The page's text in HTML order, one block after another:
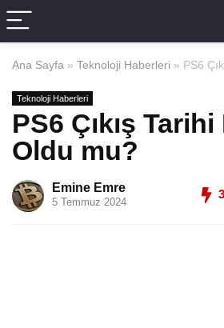
Ana Sayfa » Teknoloji Haberleri » PS6
Teknoloji Haberleri
PS6 Çıkış
Oldu mu?
Emine Emre
5 Temmuz 2024